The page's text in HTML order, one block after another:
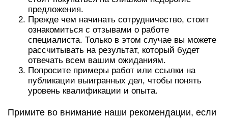
предложения.
Прежде чем начинать сотрудничество, стоит
ознакомиться с отзывами о работе
специалиста. Только в этом случае вы можете
рассчитывать на результат, который будет
отвечать всем вашим ожиданиям.
Попросите примеры работ или ссылки на
публикации выигранных дел, чтобы понять
уровень квалификации и опыта.
Примите во внимание наши рекомендации, если